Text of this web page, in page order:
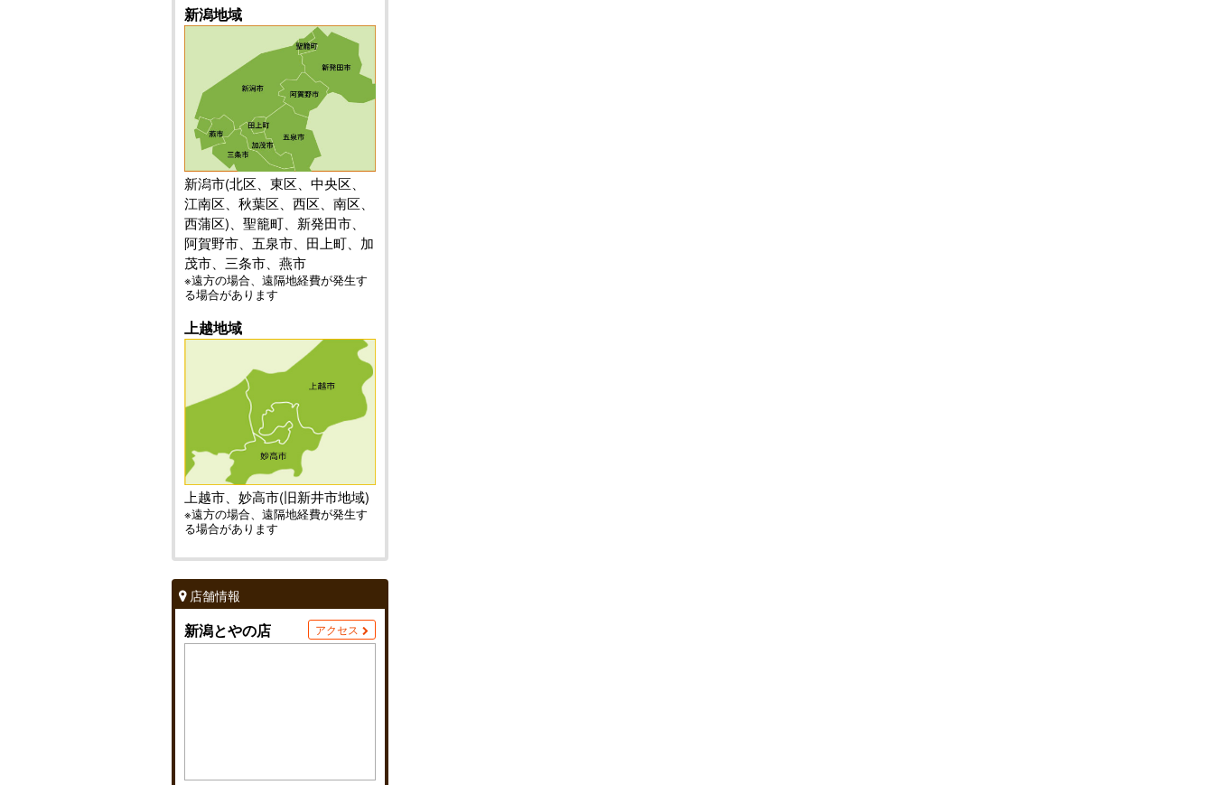
新潟地域
新潟市(北区、東区、中央区、
江南区、秋葉区、西区、南区、
西蒲区)、聖籠町、新発田市、
阿賀野市、五泉市、田上町、加
茂市、三条市、燕市
※遠方の場合、遠隔地経費が発生す
る場合があります
上越地域
上越市、妙高市(旧新井市地域)
※遠方の場合、遠隔地経費が発生す
る場合があります
店舗情報
新潟とやの店 アクセス